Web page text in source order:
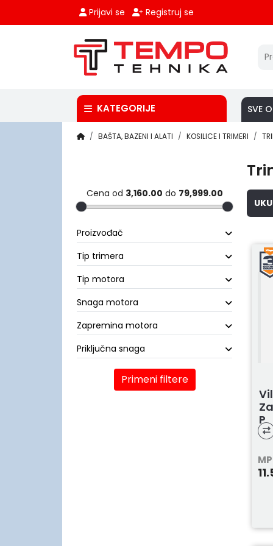
Prijavi se Registruj se
KATEGORIJE SVE
BAŠTA, BAZENI I ALATI KOSILICE I TRIMERI
Cena od 3,160.00 do 79,999.00
Proizvođač
Tip trimera
Tip motora
Snaga motora
Zapremina motora
Priključna snaga
Primeni filtere
P